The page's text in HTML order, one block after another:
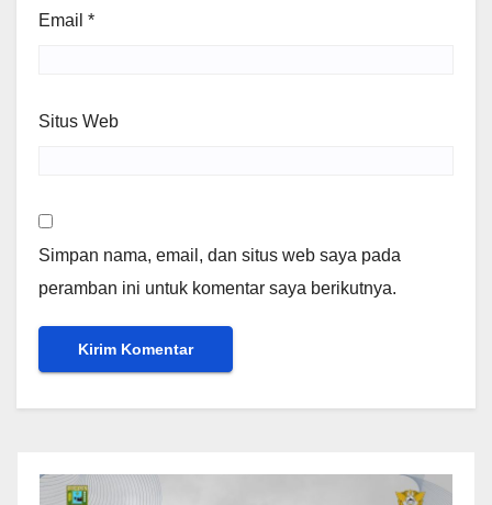
Email *
Situs Web
Simpan nama, email, dan situs web saya pada
peramban ini untuk komentar saya berikutnya.